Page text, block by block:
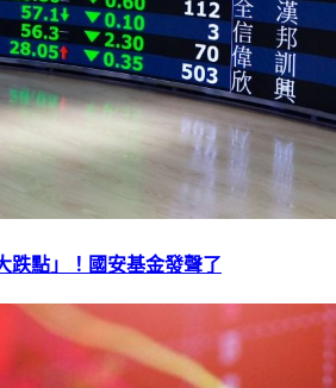
跌點」！國安基金發聲了